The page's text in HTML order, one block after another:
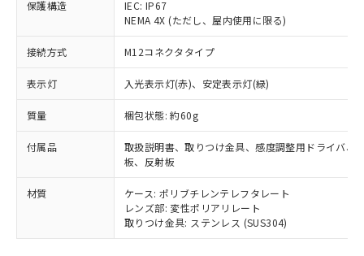
保護構造
IEC: IP67
NEMA 4X (ただし、屋内使用に限る)
接続方式 M12コネクタタイプ
表示灯 入光表示灯(赤)、安定表示灯(緑)
質量 梱包状態: 約60g
付属品
取扱説明書、取りつけ金具、感度調整用ドライバ、
板、反射板
材質
ケース: ポリブチレンテレフタレート
レンズ部: 変性ポリアリレート
取りつけ金具: ステンレス (SUS304)
本サービスの対象外となる商品もある
ことをご了承ください。
在庫状況および標準価格照会結果は、
記載している更新日時点での社内デー
タに基づき作成されるものであり、閲
覧された時点での実際の在庫および標
準価格とは異なる場合があることをご
了承ください。
正式な納期状況および標準価格はお客
様のお取引先、またはお客様担当のオ
ムロン制御機器販売店・当社販売員に
ご相談ください。
オムロン制御機器販売店や当社販売拠
点は「販売ネットワーク
」をご確認
仕入先様の事情により、非含有部品として
いたものが、含有品と判明した場合などや
むを得ず変更することがあります。
*EU RoHS指令（10物質）：
鉛(Pb) 1000ppm以下、 水銀(Hg) 1000ppm以下、 カド
ミウム(Cd) 100ppm以下、
六価クロム(Cr(Ⅵ)) 1000ppm以下、ポリ臭化ビフェニル
類(PBB) 1000ppm以下、ポリ臭化ジフェニルエーテル類
(PBDE) 1000ppm以下、フタル酸ビス(2-エチルヘキシ
ル) (DEHP)(別名：DOP) 1000ppm以下、フタル酸ブチ
ルベンジル（BBP） 1000ppm以下、フタル酸ジブチル
（DBP） 1000ppm以下、フタル酸ジイソブチル
(DIBP) 1000ppm以下
但し、RoHS指令で産業用監視および制御機器に対する
適用除外項目は除く。
フタル酸エステル類の４物質については閾値を超える意
図的な使用がないことを確認しています。
基準値を超えていることを示します。
「－」：未確認です。当社販売部門へお問
い合わせください。
*中国RoHS10物質の基準値 (GB/T26572)：
Pb(鉛) :1000ppm、 Hg(水銀) : 1000ppm、 Cd(カドミウ
ム) : 100ppm、
Cr(Ⅵ)(六価クロム) : 1000ppm、 PBBs(ポリ臭化ビフェ
ニル類) : 1000ppm、 PBDEs(ポリ臭化ジフェニルエーテ
ル類) : 1000ppm、
DBP(フタル酸ジブチル) : 1000ppm、 DIBP(フタル酸ジ
DEHP(フタル酸ビス(2-エチルヘキシル)) : 1000ppm
※2 環境保護使用期限
当社は、これら貴社製品のうち、外国
為替および外国貿易法に定める商品
（以下｢規制貨物等」という）を輸出
または国外への提供する場合は、日本
国政府の輸出許可(または役務取引許
可)を取得するなどの必要な手続きを
とります。
当社は規制貨物を破棄する場合は、完
全に破砕するなど、違法に輸出されな
いよう必要な手段を講じます。
当社は貴社製品を、核兵器、ミサイ
ル、化学兵器、生物兵器またはその他
武器並びにこれらの製造装置等に一切
説明
一定数以上の在庫あり
一定数には満たないが在庫あり
在庫なし(最新の在庫状況につ
いては、お客様のお取引先、ま